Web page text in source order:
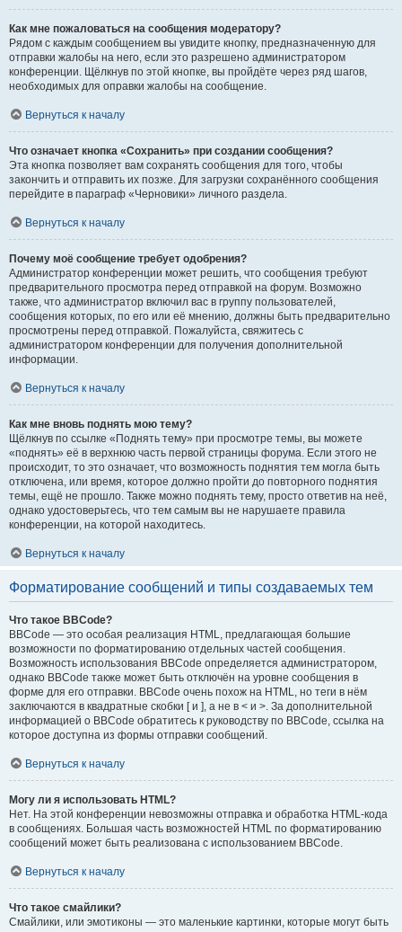
Как мне пожаловаться на сообщения модератору?
Рядом с каждым сообщением вы увидите кнопку, предназначенную для
отправки жалобы на него, если это разрешено администратором
конференции. Щёлкнув по этой кнопке, вы пройдёте через ряд шагов,
необходимых для оправки жалобы на сообщение.
Вернуться к началу
Что означает кнопка «Сохранить» при создании сообщения?
Эта кнопка позволяет вам сохранять сообщения для того, чтобы
закончить и отправить их позже. Для загрузки сохранённого сообщения
перейдите в параграф «Черновики» личного раздела.
Вернуться к началу
Почему моё сообщение требует одобрения?
Администратор конференции может решить, что сообщения требуют
предварительного просмотра перед отправкой на форум. Возможно
также, что администратор включил вас в группу пользователей,
сообщения которых, по его или её мнению, должны быть предварительно
просмотрены перед отправкой. Пожалуйста, свяжитесь с
администратором конференции для получения дополнительной
информации.
Вернуться к началу
Как мне вновь поднять мою тему?
Щёлкнув по ссылке «Поднять тему» при просмотре темы, вы можете
«поднять» её в верхнюю часть первой страницы форума. Если этого не
происходит, то это означает, что возможность поднятия тем могла быть
отключена, или время, которое должно пройти до повторного поднятия
темы, ещё не прошло. Также можно поднять тему, просто ответив на неё,
однако удостоверьтесь, что тем самым вы не нарушаете правила
конференции, на которой находитесь.
Вернуться к началу
Форматирование сообщений и типы создаваемых тем
Что такое BBCode?
BBCode — это особая реализация HTML, предлагающая большие
возможности по форматированию отдельных частей сообщения.
Возможность использования BBCode определяется администратором,
однако BBCode также может быть отключён на уровне сообщения в
форме для его отправки. BBCode очень похож на HTML, но теги в нём
заключаются в квадратные скобки [ и ], а не в < и >. За дополнительной
информацией о BBCode обратитесь к руководству по BBCode, ссылка на
которое доступна из формы отправки сообщений.
Вернуться к началу
Могу ли я использовать HTML?
Нет. На этой конференции невозможны отправка и обработка HTML-кода
в сообщениях. Большая часть возможностей HTML по форматированию
сообщений может быть реализована с использованием BBCode.
Вернуться к началу
Что такое смайлики?
Смайлики, или эмотиконы — это маленькие картинки, которые могут быть